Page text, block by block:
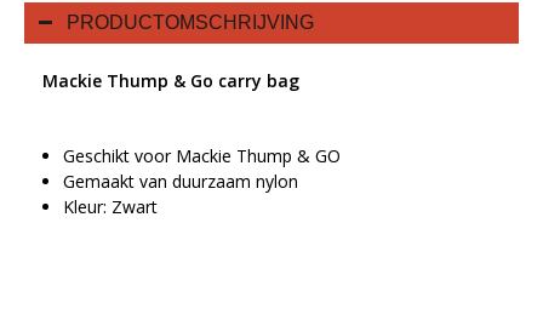
PRODUCTOMSCHRIJVING
Mackie Thump & Go carry bag
Geschikt voor Mackie Thump & GO
Gemaakt van duurzaam nylon
Kleur: Zwart